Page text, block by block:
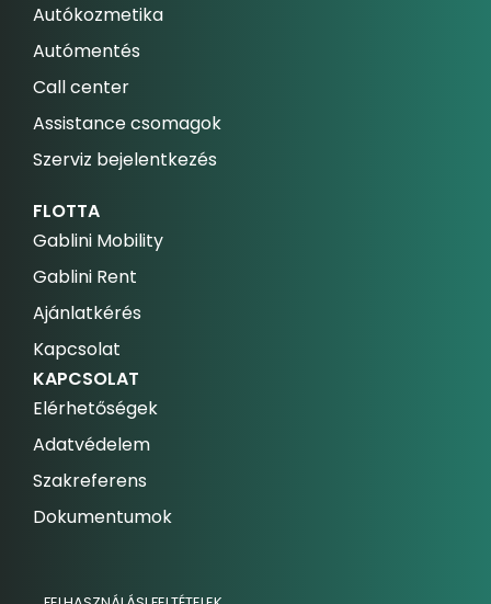
Autókozmetika
Autómentés
Call center
Assistance csomagok
Szerviz bejelentkezés
FLOTTA
Gablini Mobility
Gablini Rent
Ajánlatkérés
Kapcsolat
KAPCSOLAT
Elérhetőségek
Adatvédelem
Szakreferens
Dokumentumok